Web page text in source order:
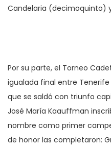
Candelaria (decimoquinto)
Por su parte, el Torneo
igualada final entre
que se saldó con triunfo
José María Kaauffman
nombre como primer
de honor las completaron: